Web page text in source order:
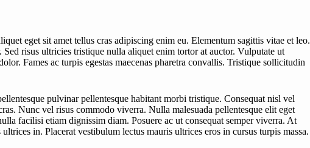
eget sit amet tellus cras adipiscing enim eu. Elementum sagittis vitae et leo.
risus ultricies tristique nulla aliquet enim tortor at auctor. Vulputate ut
Fames ac turpis egestas maecenas pharetra convallis. Tristique sollicitudin
pulvinar pellentesque habitant morbi tristique. Consequat nisl vel
Nunc vel risus commodo viverra. Nulla malesuada pellentesque elit eget
facilisi etiam dignissim diam. Posuere ac ut consequat semper viverra. At
in. Placerat vestibulum lectus mauris ultrices eros in cursus turpis massa.